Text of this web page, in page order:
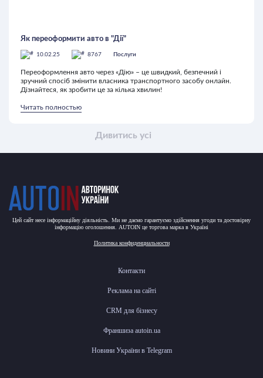
Дивитись усі
Як переоформити авто в "Дії"
10.02.25 8767 Послуги
Переоформлення авто через «Дію» – це швидкий, безпечний і
зручний спосіб змінити власника транспортного засобу онлайн.
Дізнайтеся, як зробити це за кілька хвилин!
Читать полностью
Цей сайт несе інформаційну діяльність. Ми не даємо гарантуємо здійснення угоди та достовірну
інформацію оголошення. AUTOIN це торгова марка в Україні
Политика конфиденциальности
Контакти
Реклама на сайті
CRM для бізнесу
Франшиза autoin.ua
Новини України в Telegram